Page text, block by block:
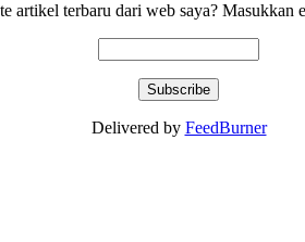
artikel terbaru dari web saya? Masukkan
Delivered by FeedBurner